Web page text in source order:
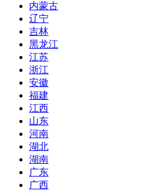
内蒙古
辽宁
吉林
黑龙江
江苏
浙江
安徽
福建
江西
山东
河南
湖北
湖南
广东
广西